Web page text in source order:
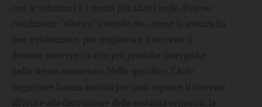
con le soluzioni e i mezzi più adatti nelle diverse
condizioni; “olistica” intende che, come la scienza ha
ben evidenziato, per migliorare il terreno si
devono mettere in atto più pratiche sinergiche
nello stesso momento. Nello specifico, l’Acfo
suggerisce la non aratura per non esporre il terreno
all’aria e alla distruzione della sostanza organica, la